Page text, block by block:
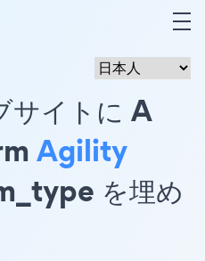
サイトに A
Agility
を埋め